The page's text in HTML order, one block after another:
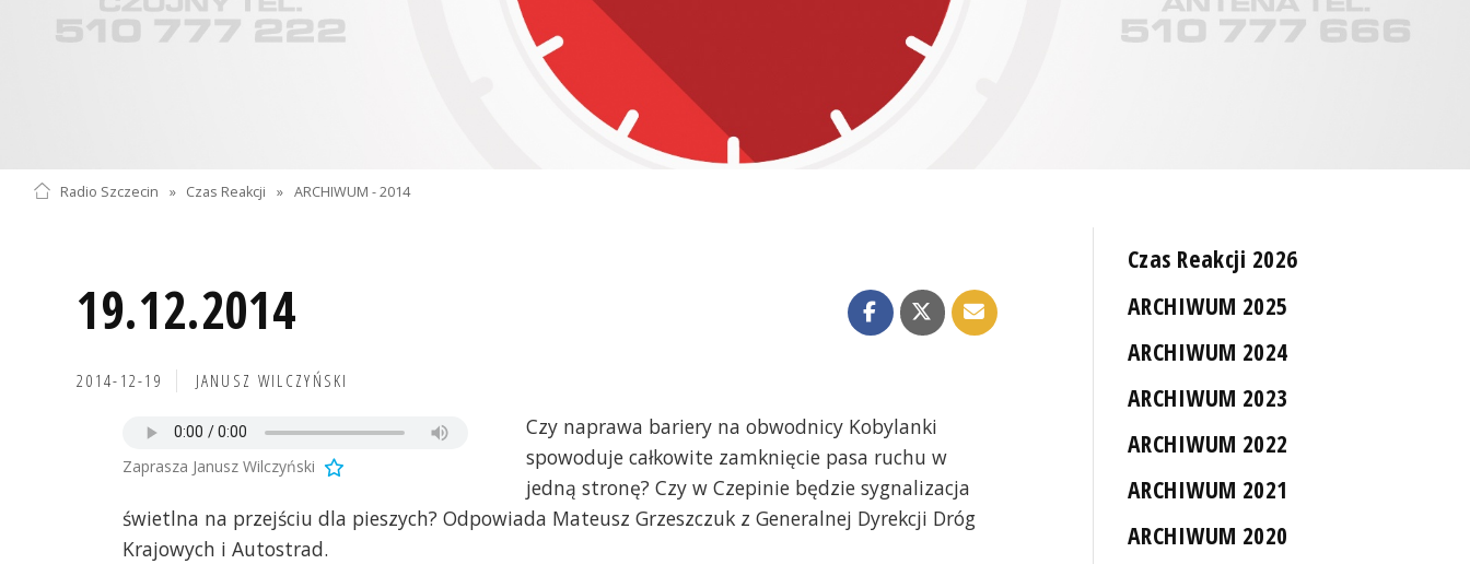
Radio Szczecin » Czas Reakcji » ARCHIWUM - 2014
19.12.2014
2014-12-19 JANUSZ WILCZYŃSKI
Zaprasza Janusz Wilczyński
Czy naprawa bariery na obwodnicy Kobylanki
spowoduje całkowite zamknięcie pasa ruchu w
jedną stronę? Czy w Czepinie będzie sygnalizacja
świetlna na przejściu dla pieszych? Odpowiada Mateusz Grzeszczuk z Generalnej Dyrekcji Dróg
Krajowych i Autostrad.
Czas Reakcji 2026
ARCHIWUM 2025
ARCHIWUM 2024
ARCHIWUM 2023
ARCHIWUM 2022
ARCHIWUM 2021
ARCHIWUM 2020